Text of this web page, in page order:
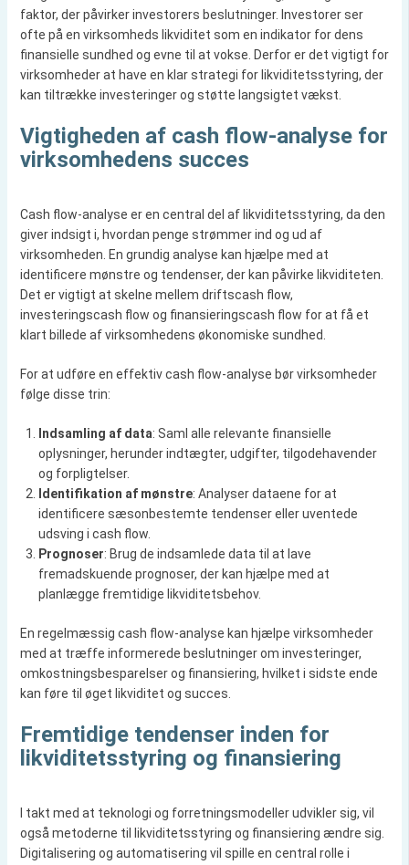
faktor, der påvirker investorers beslutninger. Investorer ser
ofte på en virksomheds likviditet som en indikator for dens
finansielle sundhed og evne til at vokse. Derfor er det vigtigt for
virksomheder at have en klar strategi for likviditetsstyring, der
kan tiltrække investeringer og støtte langsigtet vækst.
Vigtigheden af cash flow-analyse for
virksomhedens succes
Cash flow-analyse er en central del af likviditetsstyring, da den
giver indsigt i, hvordan penge strømmer ind og ud af
virksomheden. En grundig analyse kan hjælpe med at
identificere mønstre og tendenser, der kan påvirke likviditeten.
Det er vigtigt at skelne mellem driftscash flow,
investeringscash flow og finansieringscash flow for at få et
klart billede af virksomhedens økonomiske sundhed.
For at udføre en effektiv cash flow-analyse bør virksomheder
følge disse trin:
Indsamling af data: Saml alle relevante finansielle
oplysninger, herunder indtægter, udgifter, tilgodehavender
og forpligtelser.
Identifikation af mønstre: Analyser dataene for at
identificere sæsonbestemte tendenser eller uventede
udsving i cash flow.
Prognoser: Brug de indsamlede data til at lave
fremadskuende prognoser, der kan hjælpe med at
planlægge fremtidige likviditetsbehov.
En regelmæssig cash flow-analyse kan hjælpe virksomheder
med at træffe informerede beslutninger om investeringer,
omkostningsbesparelser og finansiering, hvilket i sidste ende
kan føre til øget likviditet og succes.
Fremtidige tendenser inden for
likviditetsstyring og finansiering
I takt med at teknologi og forretningsmodeller udvikler sig, vil
også metoderne til likviditetsstyring og finansiering ændre sig.
Digitalisering og automatisering vil spille en central rolle i